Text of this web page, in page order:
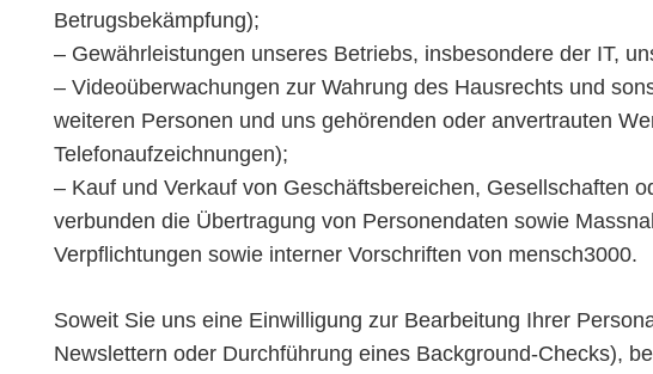
Betrugsbekämpfung);
– Gewährleistungen unseres Betriebs, insbesondere der IT,
– Videoüberwachungen zur Wahrung des Hausrechts und
weiteren Personen und uns gehörenden oder anvertrauten
Telefonaufzeichnungen);
– Kauf und Verkauf von Geschäftsbereichen, Gesellschaften
verbunden die Übertragung von Personendaten sowie
Verpflichtungen sowie interner Vorschriften von mensch3000.
Soweit Sie uns eine Einwilligung zur Bearbeitung Ihrer
Newslettern oder Durchführung eines Background-Checks),